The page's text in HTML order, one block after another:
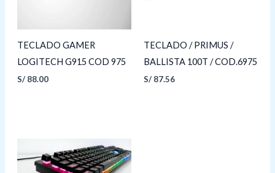
TECLADO GAMER
LOGITECH G915 COD 975
S/88.00
TECLADO / PRIMUS /
BALLISTA 100T / COD.6975
S/ 87.56